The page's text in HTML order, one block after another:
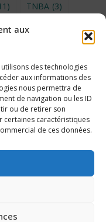
aux
des technologies
aux informations des
nous permettra de
de navigation ou les ID
ou de retirer son
certaines caractéristiques
de ces données.
TNBA (3)
vidéo
Chakib (4)